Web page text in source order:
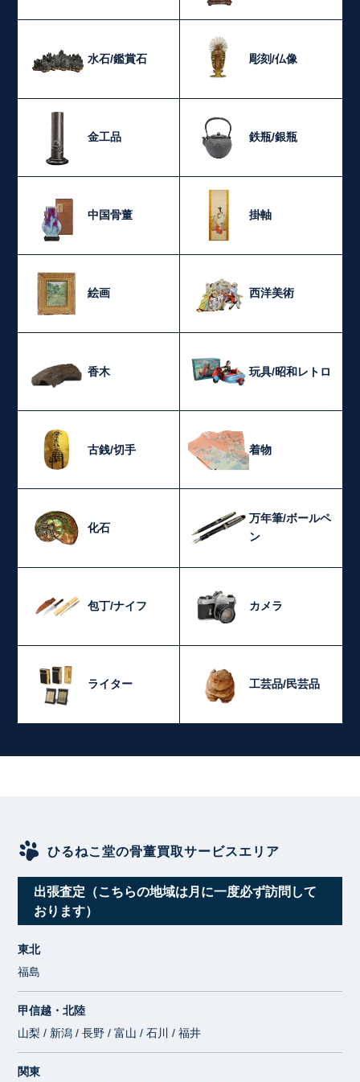
水石/鑑賞石 彫刻/仏像
金工品 鉄瓶/銀瓶
中国骨董 掛軸
絵画 西洋美術
香木 玩具/昭和レトロ
古銭/切手 着物
化石
万年筆/ボールペ
ン
包丁/ナイフ カメラ
ライター 工芸品/民芸品
ひるねこ堂の骨董買取サービスエリア
出張査定（こちらの地域は月に一度必ず訪問して
おります）
東北
福島
甲信越・北陸
山梨 / 新潟 / 長野 / 富山 / 石川 / 福井
関東